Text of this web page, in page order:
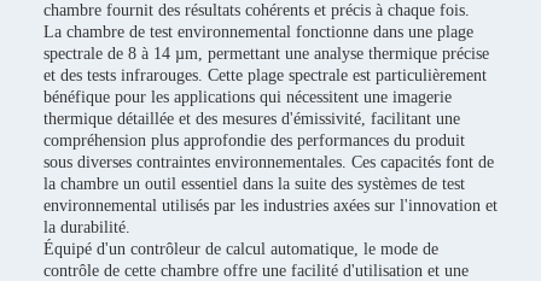
chambre fournit des résultats cohérents et précis à chaque fois.
La chambre de test environnemental fonctionne dans une plage
spectrale de 8 à 14 µm, permettant une analyse thermique précise
et des tests infrarouges. Cette plage spectrale est particulièrement
bénéfique pour les applications qui nécessitent une imagerie
thermique détaillée et des mesures d'émissivité, facilitant une
compréhension plus approfondie des performances du produit
sous diverses contraintes environnementales. Ces capacités font de
la chambre un outil essentiel dans la suite des systèmes de test
environnemental utilisés par les industries axées sur l'innovation et
la durabilité.
Équipé d'un contrôleur de calcul automatique, le mode de
contrôle de cette chambre offre une facilité d'utilisation et une